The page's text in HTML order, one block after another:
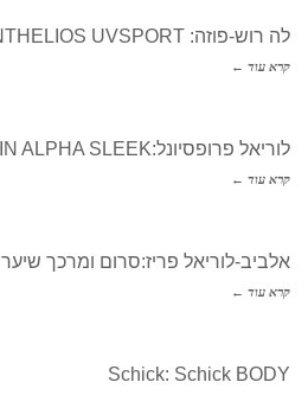
לה רוש-פוזה: ANTHELIOS UVSPORT
קרא עוד ←
לוריאל פרופסיונל:KERATIN ALPHA SLEEK
קרא עוד ←
אלביב-לוריאל פריז:סרום ומרכך שיער ULTIMATE
קרא עוד ←
Schick: Schick BODY